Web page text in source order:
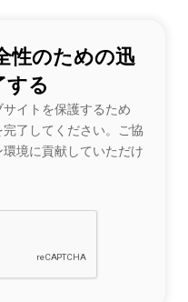
性のための迅
する
イトを保護するため
了してください。ご協
境に貢献していただけ